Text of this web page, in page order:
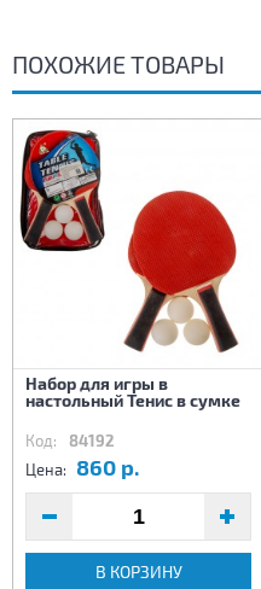
ПОХОЖИЕ ТОВАРЫ
Набор для игры в
настольный Тенис в сумке
Код: 84192
Цена: 860 р.
В КОРЗИНУ